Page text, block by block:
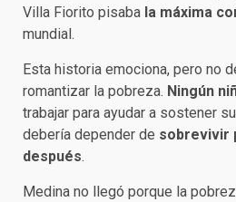
Villa Fiorito pisaba la máxima
mundial.
Esta historia emociona, pero no
romantizar la pobreza. Ningún
trabajar para ayudar a sostener
debería depender de sobrevivir
después.
Medina no llegó porque la